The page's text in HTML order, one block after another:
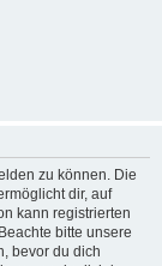
zu können. Die
dir, auf
kann registrierten
bitte unsere
bevor du dich